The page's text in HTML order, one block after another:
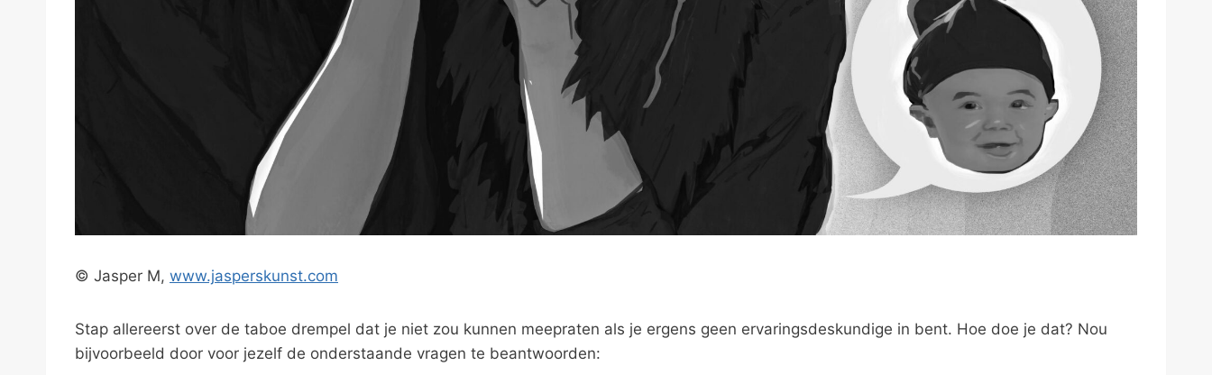
© Jasper M, www.jasperskunst.com
Stap allereerst over de taboe drempel dat je niet zou kunnen meepraten als je ergens geen ervaringsdeskundige in bent. Hoe doe je dat? Nou
bijvoorbeeld door voor jezelf de onderstaande vragen te beantwoorden: